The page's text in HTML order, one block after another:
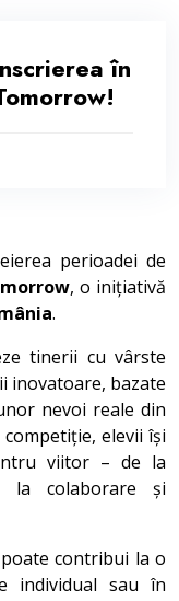
în
perioadei de
, o inițiativă
.
tinerii cu vârste
inovatoare, bazate
nevoi reale din
elevii își
viitor – de la
la colaborare și
contribui la o
individual sau în